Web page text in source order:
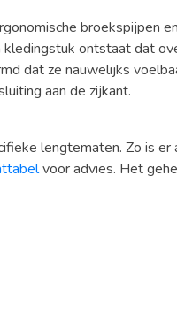
broekspijpen
ontstaat dat
dat ze nauwelijks
aan de zijkant.
lengtematen. Zo is
voor advies. Het